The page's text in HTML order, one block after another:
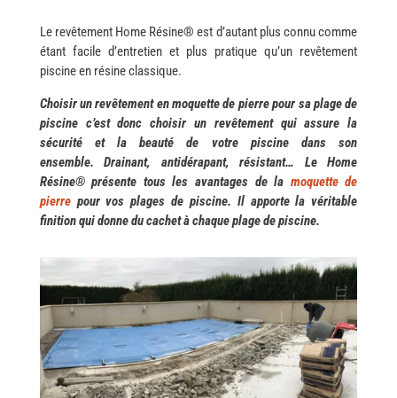
Le revêtement Home Résine® est d’autant plus connu comme
étant facile d’entretien et plus pratique qu’un revêtement
piscine en résine classique.
Choisir un revêtement en moquette de pierre pour sa plage de
piscine c’est donc choisir un revêtement qui assure la
sécurité et la beauté de votre piscine dans son
ensemble.
Drainant, antidérapant, résistant… Le Home
Résine® présente tous les avantages de la moquette de
pierre pour vos plages de piscine. Il apporte la véritable
finition qui donne du cachet à chaque plage de piscine.